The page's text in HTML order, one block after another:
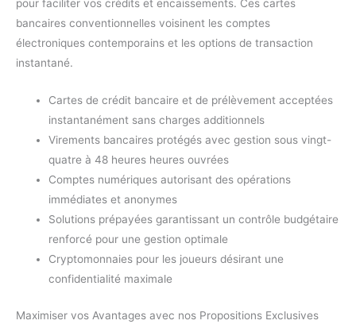
pour faciliter vos crédits et encaissements. Ces cartes
bancaires conventionnelles voisinent les comptes
électroniques contemporains et les options de transaction
instantané.
Cartes de crédit bancaire et de prélèvement acceptées
instantanément sans charges additionnels
Virements bancaires protégés avec gestion sous vingt-
quatre à 48 heures heures ouvrées
Comptes numériques autorisant des opérations
immédiates et anonymes
Solutions prépayées garantissant un contrôle budgétaire
renforcé pour une gestion optimale
Cryptomonnaies pour les joueurs désirant une
confidentialité maximale
Maximiser vos Avantages avec nos Propositions Exclusives